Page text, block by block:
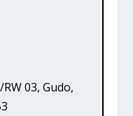
03, Gudo,